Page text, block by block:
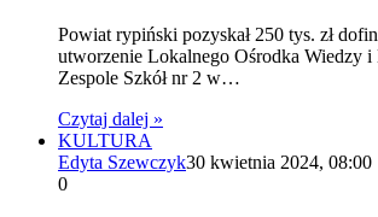
Powiat rypiński pozyskał 250 tys. zł
utworzenie Lokalnego Ośrodka Wiedzy
Zespole Szkół nr 2 w…
Czytaj dalej »
KULTURA
Edyta Szewczyk30 kwietnia 2024, 08:00
0